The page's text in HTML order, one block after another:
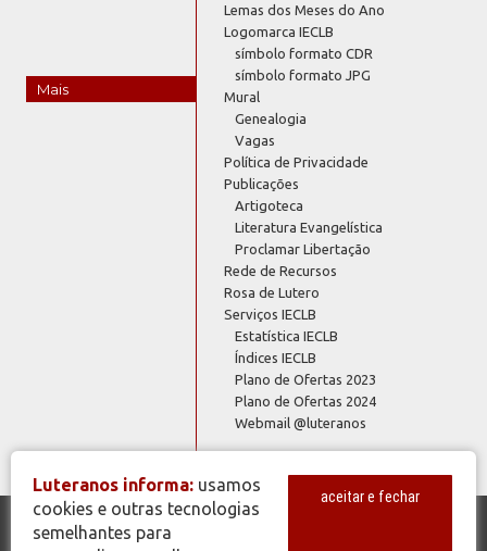
Mais
Lemas dos Meses do Ano
Logomarca IECLB
símbolo formato CDR
símbolo formato JPG
Mural
Genealogia
Vagas
Política de Privacidade
Publicações
Artigoteca
Literatura Evangelística
Proclamar Libertação
Rede de Recursos
Rosa de Lutero
Serviços IECLB
Estatística IECLB
Índices IECLB
Plano de Ofertas 2023
Plano de Ofertas 2024
Webmail @luteranos
© Copyright 2026 - Todos os Direitos Reservados - IECLB - Igreja
Luteranos informa: usamos
cookies e outras tecnologias
semelhantes para
aceitar e fechar